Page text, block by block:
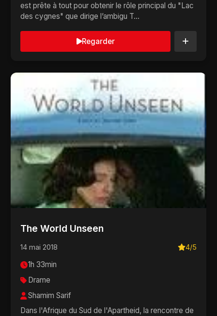
est prête à tout pour obtenir le rôle principal du "Lac
des cygnes" que dirige l’ambigu T...
Regarder
The World Unseen
14 mai 2018 4/5
1h 33min
Drame
Shamim Sarif
Dans l'Afrique du Sud de l'Apartheid, la rencontre de